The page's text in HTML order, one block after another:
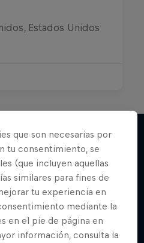
Estados Unidos
similares
que son necesarias por
tu consentimiento, se
(que incluyen aquellas
similares para fines de
tu experiencia en
mediante la
en el pie de página en
información, consulta la